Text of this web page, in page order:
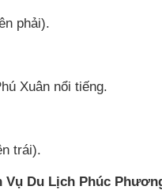
phải).
Xuân nổi tiếng.
trái).
Vụ Du Lịch Phúc